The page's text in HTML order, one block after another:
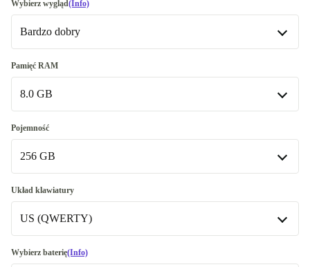
Wybierz wygląd(Info)
Bardzo dobry
Bardzo dobry
Doskonały +1,00 zł
Pamięć RAM
8.0 GB
8.0 GB
16.0 GB +363,53 zł
Pojemność
256 GB
256 GB
Dostępne w innych wariantach
500 GB
Układ klawiatury
US (QWERTY)
US (QWERTY)
Wybierz baterię(Info)